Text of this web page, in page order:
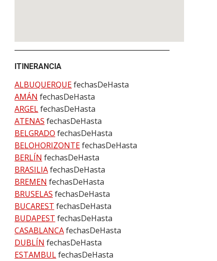
ITINERANCIA
ALBUQUERQUEfechasDeHasta
AMÁN fechasDeHasta
ARGELfechasDeHasta
ATENAS fechasDeHasta
BELGRADO fechasDeHasta
BELOHORIZONTEfechasDeHasta
BERLÍN fechasDeHasta
BRASILIAfechasDeHasta
BREMEN fechasDeHasta
BRUSELAS fechasDeHasta
BUCAREST fechasDeHasta
BUDAPEST fechasDeHasta
CASABLANCAfechasDeHasta
DUBLÍN fechasDeHasta
ESTAMBULfechasDeHasta